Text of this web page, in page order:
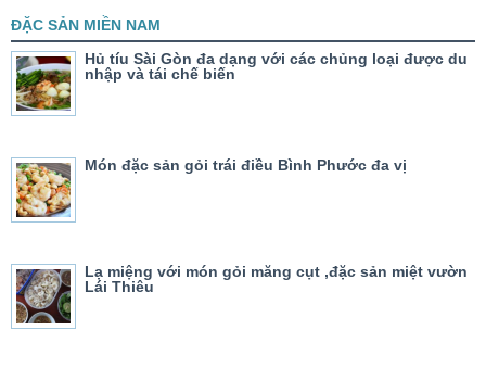
ĐẶC SẢN MIỀN NAM
Hủ tíu Sài Gòn đa dạng với các chủng loại được du
nhập và tái chế biến
Món đặc sản gỏi trái điều Bình Phước đa vị
Lạ miệng với món gỏi măng cụt ,đặc sản miệt vườn
Lái Thiêu